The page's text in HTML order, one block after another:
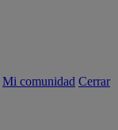
Mi comunidad Cerrar